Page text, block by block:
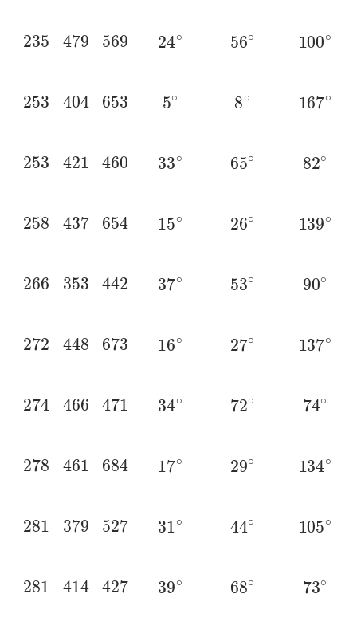
235 479 569 24∘ 56∘ 100∘
253 404 653 5∘ 8∘ 167∘
253 421 460 33∘ 65∘ 82∘
258 437 654 15∘ 26∘ 139∘
266 353 442 37∘ 53∘ 90∘
272 448 673 16∘ 27∘ 137∘
274 466 471 34∘ 72∘ 74∘
278 461 684 17∘ 29∘ 134∘
281 379 527 31 ∘ 44∘ 105∘
281 414 427 39∘ 68∘ 73∘